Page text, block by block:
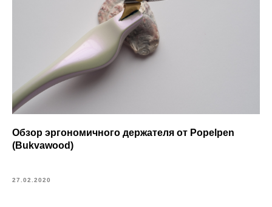
Обзор эргономичного держателя от Popelpen
(Bukvawood)
27.02.2020